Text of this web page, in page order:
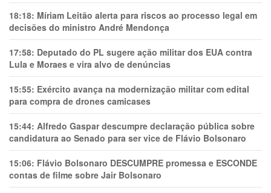
18:18: Míriam Leitão alerta para riscos ao processo legal em
decisões do ministro André Mendonça
17:58: Deputado do PL sugere ação militar dos EUA contra
Lula e Moraes e vira alvo de denúncias
15:55: Exército avança na modernização militar com edital
para compra de drones camicases
15:44: Alfredo Gaspar descumpre declaração pública sobre
candidatura ao Senado para ser vice de Flávio Bolsonaro
15:06: Flávio Bolsonaro DESCUMPRE promessa e ESCONDE
contas de filme sobre Jair Bolsonaro